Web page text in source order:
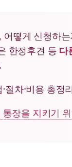
어떻게 신청하
한정후견 등 다
절차·비용 총정
장을 지키기